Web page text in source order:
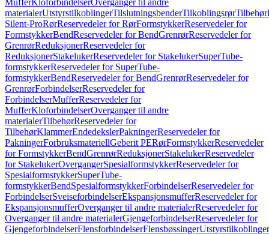
MufferKloforbindelserOverganger til andre
materialerUtstyrstilkoblingerTilslutningsbenderTilkoblingsrørTilbehør
Silent-ProRørReservedeler for RørFormstykkerReservedeler for
FormstykkerBendReservedeler for BendGrenrørReservedeler for
GrenrørReduksjonerReservedeler for
ReduksjonerStakelukerReservedeler for StakelukerSuperTube-
formstykkerReservedeler for SuperTube-
formstykkerBendReservedeler for BendGrenrørReservedeler for
GrenrørForbindelserReservedeler for
ForbindelserMufferReservedeler for
MufferKloforbindelserOverganger til andre
materialerTilbehørReservedeler for
TilbehørKlammerEndedekslerPakningerReservedeler for
PakningerForbruksmateriellGeberit PERørFormstykkerReservedeler
for FormstykkerBendGrenrørReduksjonerStakelukerReservedeler
for StakelukerOvergangerSpesialformstykkerReservedeler for
SpesialformstykkerSuperTube-
formstykkerBendSpesialformstykkerForbindelserReservedeler for
ForbindelserSveiseforbindelserEkspansjonsmufferReservedeler for
EkspansjonsmufferOverganger til andre materialerReservedeler for
Overganger til andre materialerGjengeforbindelserReservedeler for
GjengeforbindelserFlensforbindelserFlensbøssingerUtstyrstilkoblinger